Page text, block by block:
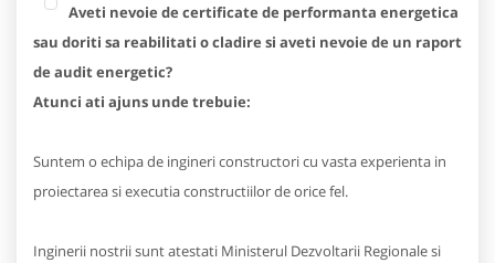
Aveti nevoie de certificate de performanta energetica
sau doriti sa reabilitati o cladire si aveti nevoie de un raport
de audit energetic?
Atunci ati ajuns unde trebuie:
Suntem o echipa de ingineri constructori cu vasta experienta in
proiectarea si executia constructiilor de orice fel.
Inginerii nostrii sunt atestati Ministerul Dezvoltarii Regionale si